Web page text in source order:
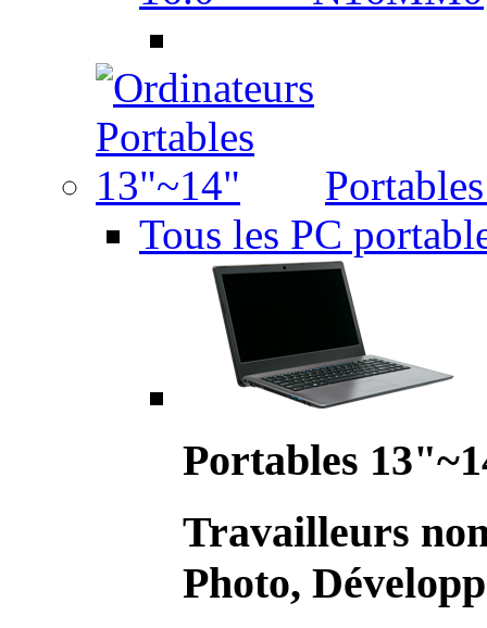
Tous les PC
Portables
Travailleurs
Photo,